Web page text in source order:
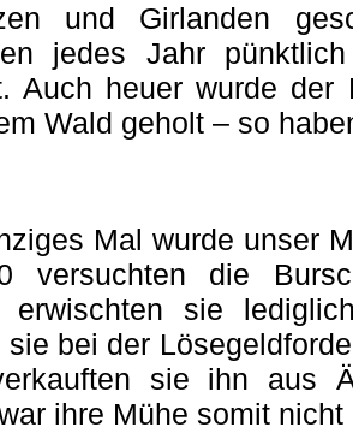
und Girlanden
jedes Jahr
Auch heuer wurde
Wald geholt – so
Mal wurde unser
versuchten die
erwischten sie
sie bei der
sie ihn aus
ihre Mühe somit